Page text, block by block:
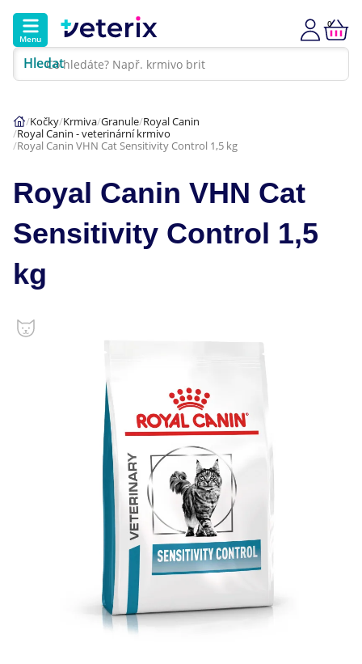
Menu
Hledat
0
Hlavní kategorie
Akce
Psi
Kočky
Klinika Veterix
777 319 516 (Po–Pá, 9–19h; So–Ne, 9–14h)
info@veterix.cz
E-shop Veterix
(Po–Pá, 8–15h)
eshop@veterix.cz
Kočky Krmiva Granule Royal Canin
Royal Canin - veterinární krmivo
Royal Canin VHN Cat Sensitivity Control 1,5 kg
Royal Canin VHN Cat
Sensitivity Control 1,5
kg